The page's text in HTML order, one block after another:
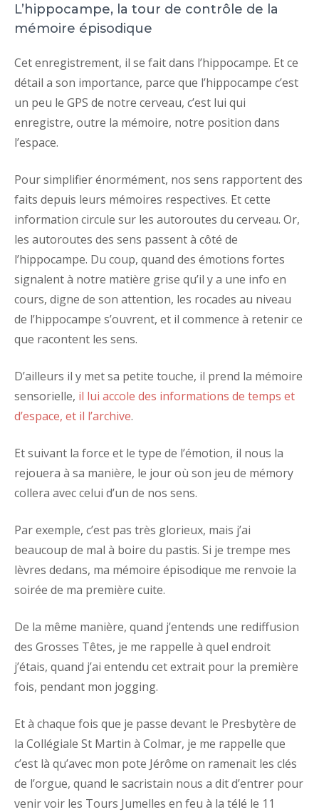
L’hippocampe, la tour de contrôle de la
mémoire épisodique
Cet enregistrement, il se fait dans l’hippocampe. Et ce
détail a son importance, parce que l’hippocampe c’est
un peu le GPS de notre cerveau, c’est lui qui
enregistre, outre la mémoire, notre position dans
l’espace.
Pour simplifier énormément, nos sens rapportent des
faits depuis leurs mémoires respectives. Et cette
information circule sur les autoroutes du cerveau. Or,
les autoroutes des sens passent à côté de
l’hippocampe. Du coup, quand des émotions fortes
signalent à notre matière grise qu’il y a une info en
cours, digne de son attention, les rocades au niveau
de l’hippocampe s’ouvrent, et il commence à retenir ce
que racontent les sens.
D’ailleurs il y met sa petite touche, il prend la mémoire
sensorielle, il lui accole des informations de temps et
d’espace, et il l’archive.
Et suivant la force et le type de l’émotion, il nous la
rejouera à sa manière, le jour où son jeu de mémory
collera avec celui d’un de nos sens.
Par exemple, c’est pas très glorieux, mais j’ai
beaucoup de mal à boire du pastis. Si je trempe mes
lèvres dedans, ma mémoire épisodique me renvoie la
soirée de ma première cuite.
De la même manière, quand j’entends une rediffusion
des Grosses Têtes, je me rappelle à quel endroit
j’étais, quand j’ai entendu cet extrait pour la première
fois, pendant mon jogging.
Et à chaque fois que je passe devant le Presbytère de
la Collégiale St Martin à Colmar, je me rappelle que
c’est là qu’avec mon pote Jérôme on ramenait les clés
de l’orgue, quand le sacristain nous a dit d’entrer pour
venir voir les Tours Jumelles en feu à la télé le 11